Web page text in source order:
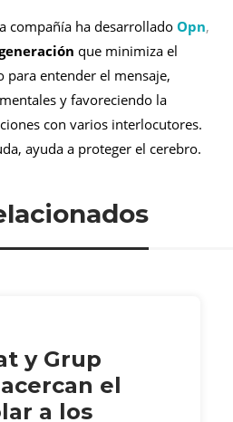
compañía ha desarrollado Opn,
que minimiza el
para entender el mensaje,
y favoreciendo la
con varios interlocutores.
ayuda a proteger el cerebro.
y Grup
el
a los